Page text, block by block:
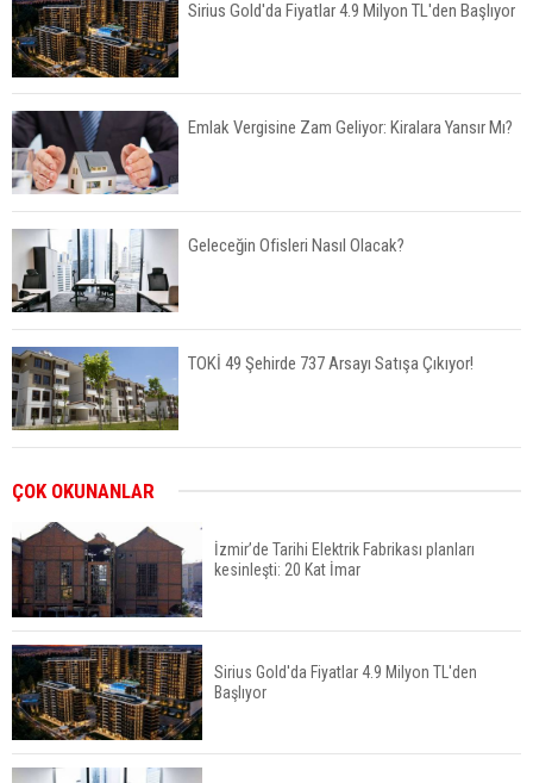
Sirius Gold'da Fiyatlar 4.9 Milyon TL'den Başlıyor
Emlak Vergisine Zam Geliyor: Kiralara Yansır Mı?
Geleceğin Ofisleri Nasıl Olacak?
TOKİ 49 Şehirde 737 Arsayı Satışa Çıkıyor!
Fuzul’den Konut ve Araç Finansmanında Kişiye
Özel Terzi Usulü Planlama
Urla’da 8 Arsa 409 Milyon TL’ye Satışta
ÇOK OKUNANLAR
İzmir’de Tarihi Elektrik Fabrikası planları
kesinleşti: 20 Kat İmar
Sirius Gold'da Fiyatlar 4.9 Milyon TL'den
Başlıyor